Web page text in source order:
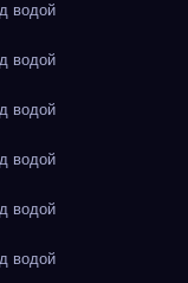
водой
водой
водой
водой
водой
водой